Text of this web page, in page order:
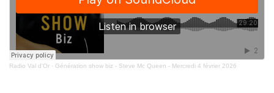
Radio Val d'Or · Génération show biz - Steve Mc Queen - Mercredi 4 février 2026